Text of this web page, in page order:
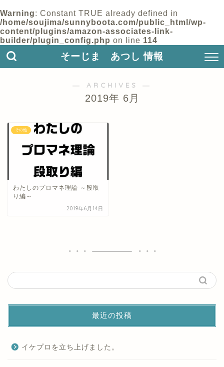
Warning: Constant TRUE already defined in
/home/soujima/sunnyboota.com/public_html/wp-
content/plugins/amazon-associates-link-
builder/plugin_config.php on line 114
そーじま あつし 情報
― ARCHIVES ―
2019年 6月
その他
わたしのプロマネ理論 ～段取
り編～
2019年6月14日
最近の投稿
イケプロを立ち上げました。